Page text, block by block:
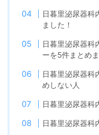
日暮里泌尿器科
ました！
日暮里泌尿器科
ーを5件まとめ
日暮里泌尿器科
めしない人
日暮里泌尿器科
日暮里泌尿器科